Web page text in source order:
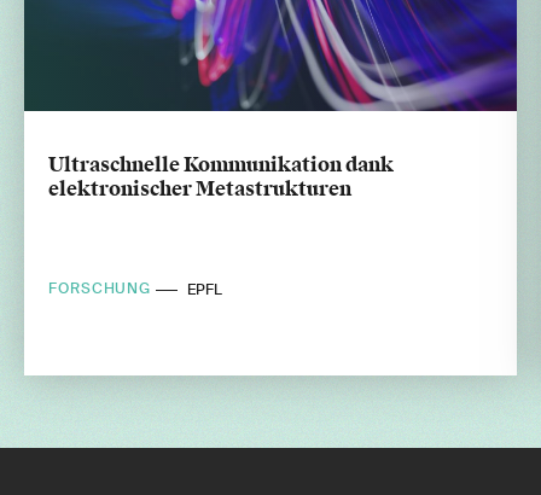
Ultraschnelle Kommunikation dank
elektronischer Metastrukturen
FORSCHUNG EPFL